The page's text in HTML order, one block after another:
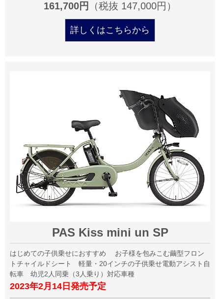
161,700円
（税抜 147,000円）
詳しくはこちらから
PAS Kiss mini un SP
はじめての子供乗せにおすすめ お子様を包みこむ繭型フロン
トチャイルドシート 軽量・20インチの子供乗せ電動アシスト自
転車 幼児2人同乗（3人乗り）対応車種
2023年2月14日発売予定